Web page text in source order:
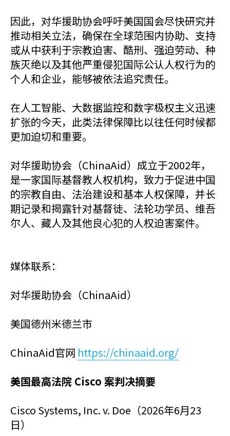
因此，对华援助协会呼吁美国国会尽快研究并
推动相关立法，确保在全球范围内协助、支持
或从中获利于宗教迫害、酷刑、强迫劳动、种
族灭绝以及其他严重侵犯国际公认人权行为的
个人和企业，能够被依法追究责任。
在人工智能、大数据监控和数字极权主义迅速
扩张的今天，此类法律保障比以往任何时候都
更加迫切和重要。
对华援助协会（ChinaAid）成立于2002年，
是一家国际基督教人权机构，致力于促进中国
的宗教自由、法治建设和基本人权保障，并长
期记录和揭露针对基督徒、法轮功学员、维吾
尔人、藏人及其他良心犯的人权迫害案件。
媒体联系：
对华援助协会（ChinaAid）
美国德州米德兰市
ChinaAid官网⁠ https://chinaaid.org/
美国最高法院 Cisco 案判决摘要
Cisco Systems, Inc. v. Doe（2026年6月23
日）